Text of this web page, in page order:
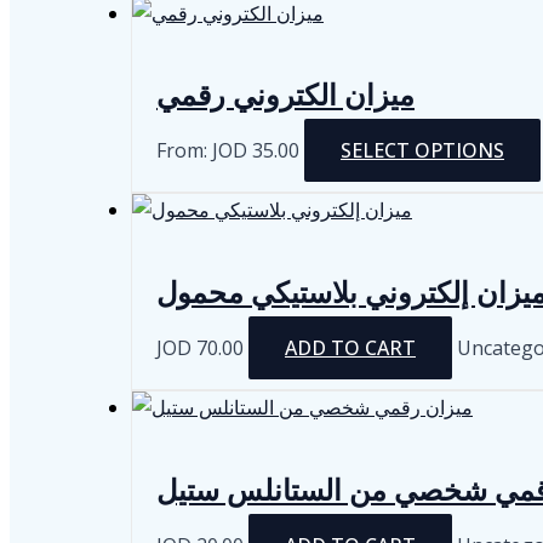
ميزان الكتروني رقمي
From: JOD 35.00 SELECT OPTIONS
إلكتروني بلاستيكي محمول
JOD 70.00 ADD TO CART
شخصي من الستانلس ستيل